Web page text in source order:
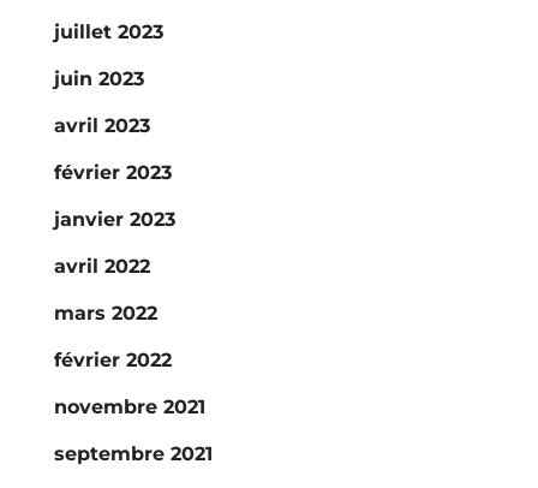
juillet 2023
juin 2023
avril 2023
février 2023
janvier 2023
avril 2022
mars 2022
février 2022
novembre 2021
septembre 2021